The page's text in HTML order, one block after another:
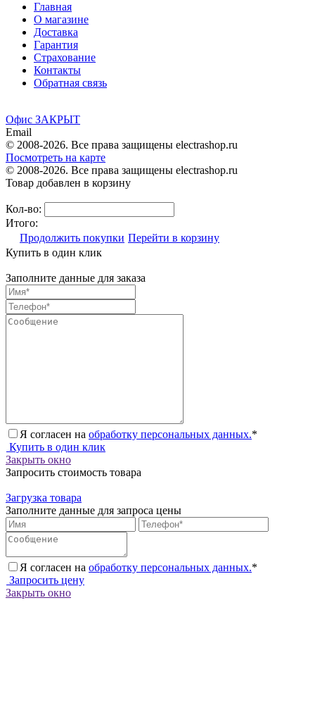
Главная
О магазине
Доставка
Гарантия
Страхование
Контакты
Обратная связь
Офис ЗАКРЫТ
Email
© 2008-2026. Все права защищены electrashop.ru
Посмотреть на карте
© 2008-2026. Все права защищены electrashop.ru
Товар добавлен в корзину
Кол-во:
Итого:
Продолжить покупки Перейти в корзину
Купить в один клик
Заполните данные для заказа
Я согласен на обработку персональных данных.*
Купить в один клик
Закрыть окно
Запросить стоимость товара
Загрузка товара
Заполните данные для запроса цены
Я согласен на обработку персональных данных.*
Запросить цену
Закрыть окно